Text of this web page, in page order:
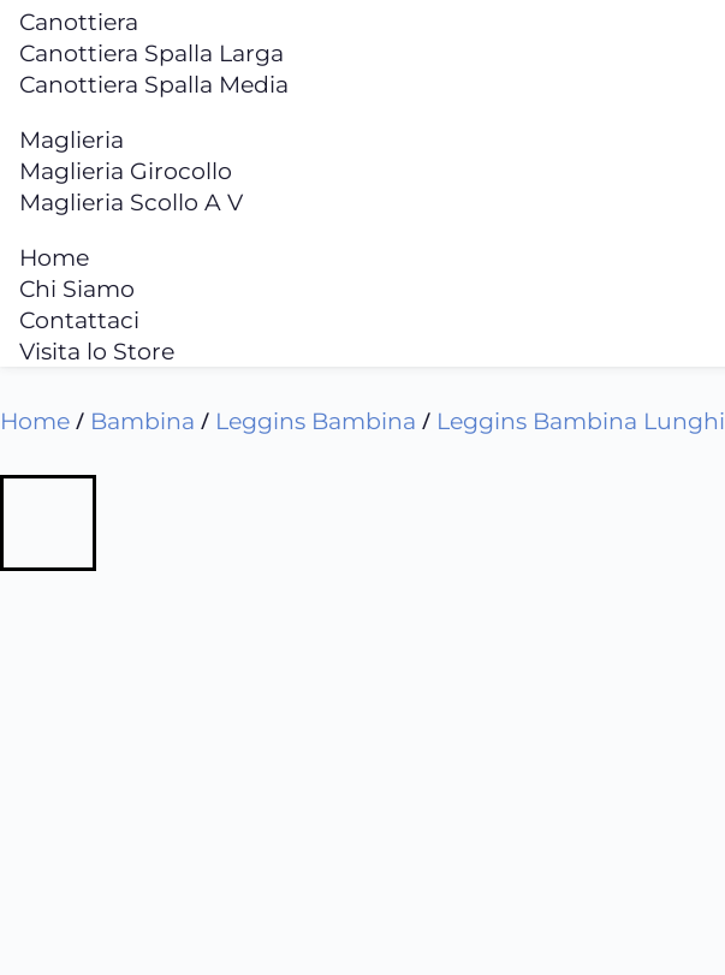
Canottiera
Canottiera Spalla Larga
Canottiera Spalla Media
Maglieria
Maglieria Girocollo
Maglieria Scollo A V
Home
Chi Siamo
Contattaci
Visita lo Store
Home / Bambina / Leggins Bambina / Leggins Bambina Lunghi